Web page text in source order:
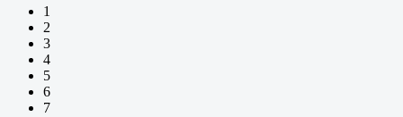
1
2
3
4
5
6
7